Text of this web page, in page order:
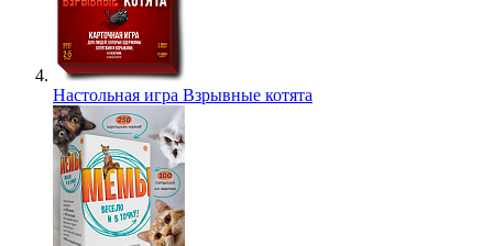
Настольная игра Взрывные котята